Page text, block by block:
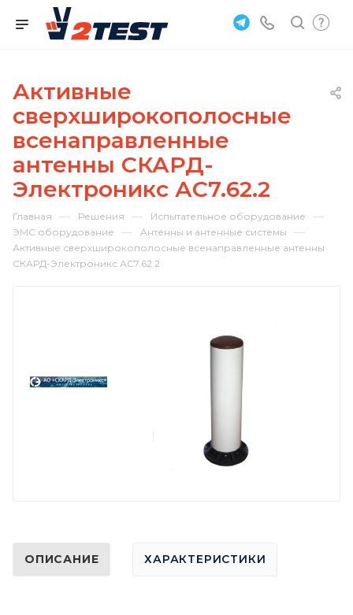
Активные
сверхширокополосные
всенаправленные
антенны СКАРД-
Электроникс АС7.62.2
Главная — Решения — Испытательное оборудование —
ЭМС оборудование — Антенны и антенные системы —
Активные сверхширокополосные всенаправленные антенны
СКАРД-Электроникс АС7.62.2
ОПИСАНИЕ ХАРАКТЕРИСТИКИ